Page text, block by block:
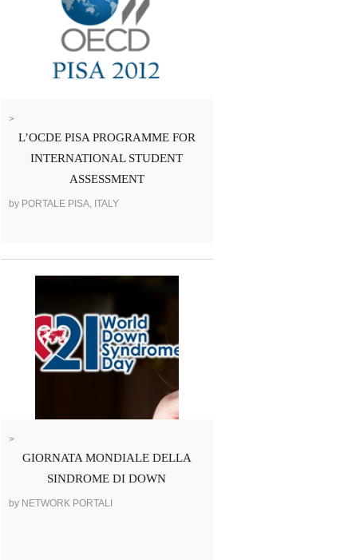
>
L’OCDE PISA PROGRAMME FOR
INTERNATIONAL STUDENT
ASSESSMENT
by PORTALE PISA, ITALY
>
GIORNATA MONDIALE DELLA
SINDROME DI DOWN
by NETWORK PORTALI